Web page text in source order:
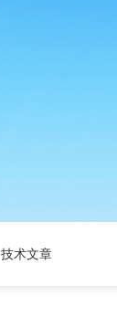
技术文章